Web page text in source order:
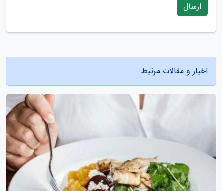
ارسال
اخبار و مقالات مرتبط